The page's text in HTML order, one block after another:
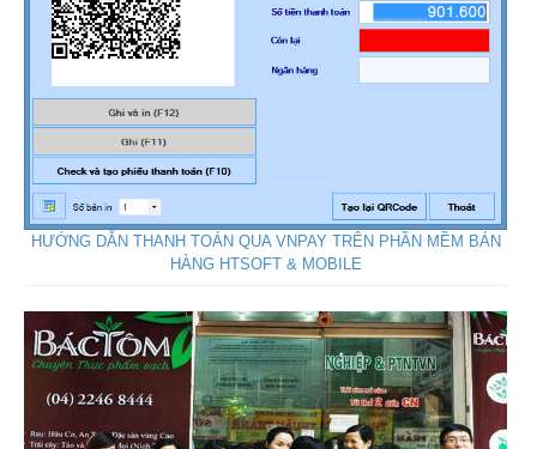
HƯỚNG DẪN THANH TOÁN QUA VNPAY TRÊN PHẦN MỀM BÁN
HÀNG HTSOFT & MOBILE